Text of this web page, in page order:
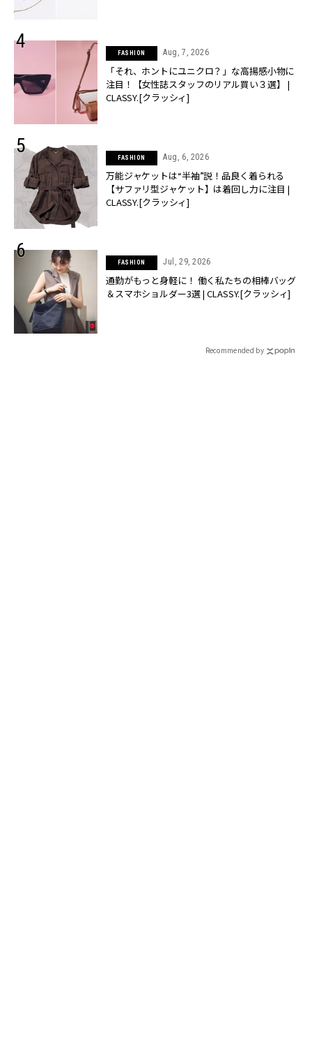
FASHION Aug, 7, 2026
「それ、ホントにユニクロ？」な高揚感小物に
注目！【女性誌スタッフのリアル買い３選】 |
CLASSY.[クラッシィ]
FASHION Aug, 6, 2026
万能ジャケットは“半袖”説！品良く着られる
【サファリ型ジャケット】は着回し力に注目 |
CLASSY.[クラッシィ]
FASHION Jul, 29, 2026
通勤がもっと身軽に！ 働く私たちの相棒バッグ
＆スマホショルダー3選 | CLASSY.[クラッシィ]
Recommended by